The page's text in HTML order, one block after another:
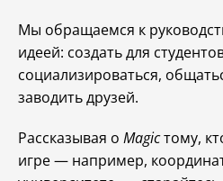
Мы обращаемся к
идеей: создать для
социализироваться,
заводить друзей.
Рассказывая о Magicтому,
игре — например,